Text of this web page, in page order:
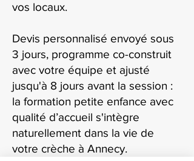
vos locaux.
Devis personnalisé envoyé sous
3 jours, programme co-construit
avec votre équipe et ajusté
jusqu'à 8 jours avant la session :
la formation petite enfance avec
qualité d’accueil s'intègre
naturellement dans la vie de
votre crèche à Annecy.